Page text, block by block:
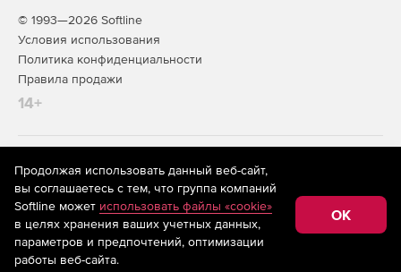
© 1993—2026 Softline
Условия использования
Политика конфиденциальности
Правила продажи
14+
На информационном ресурсе store.softline.ru применяются
рекомендательные технологии
(информационные технологии
предоставления информации на основе сбора,
систематизации и анализа сведений, относящихся к
предпочтениям пользователей сети «Интернет»,
находящихся на территории Российской Федерации)
Продолжая использовать данный веб-сайт,
вы соглашаетесь с тем, что группа компаний
Softline может использовать файлы «cookie»
в целях хранения ваших учетных данных,
параметров и предпочтений, оптимизации
работы веб-сайта.
OK